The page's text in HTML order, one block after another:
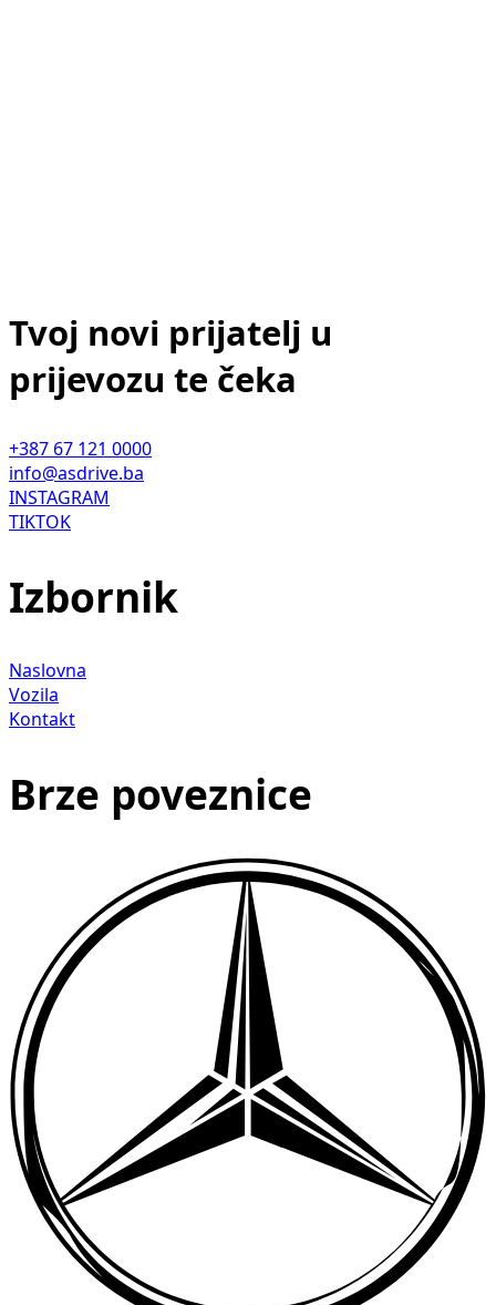
Tvoj novi prijatelj u
prijevozu te čeka
+387 67 121 0000
info@asdrive.ba
INSTAGRAM
TIKTOK
Izbornik
Naslovna
Vozila
Kontakt
Brze poveznice